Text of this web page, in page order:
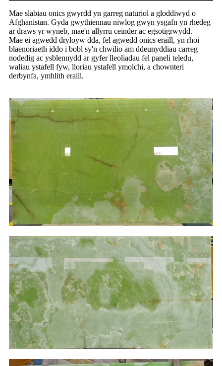
Mae slabiau onics gwyrdd yn garreg naturiol a gloddiwyd o
Afghanistan. Gyda gwythiennau niwlog gwyn ysgafn yn rhedeg
ar draws yr wyneb, mae'n allyrru ceinder ac egsotigrwydd.
Mae ei agwedd dryloyw dda, fel agwedd onics eraill, yn rhoi
blaenoriaeth iddo i bobl sy'n chwilio am ddeunyddiau carreg
nodedig ac ysblennydd ar gyfer lleoliadau fel paneli teledu,
waliau ystafell fyw, lloriau ystafell ymolchi, a chownteri
derbynfa, ymhlith eraill.